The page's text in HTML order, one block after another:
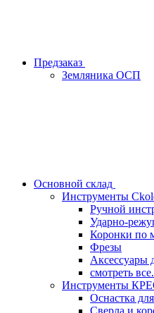
Предзаказ
Земляника ОСП
Основной склад
Инструменты
Ручной
Коронки по
Фрезы
Аксессуары
смотреть
Инструменты
Оснастка
Сверла и